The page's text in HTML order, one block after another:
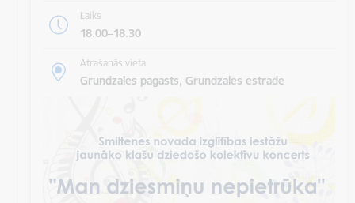
Laiks
18.00–18.30
Atrašanās vieta
Grundzāles pagasts, Grundzāles estrāde